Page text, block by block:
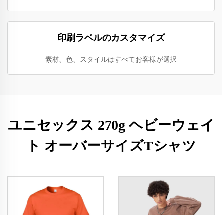
印刷ラベルのカスタマイズ
素材、色、スタイルはすべてお客様が選択
ユニセックス 270g ヘビーウェイ
ト オーバーサイズTシャツ